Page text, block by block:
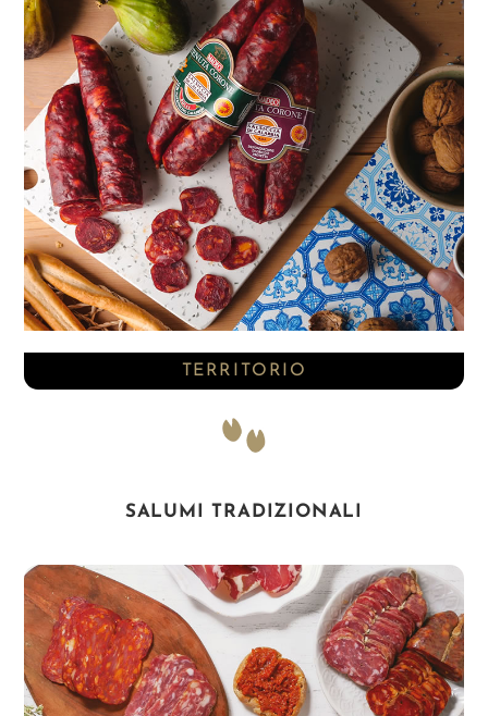
TERRITORIO
SALUMI TRADIZIONALI